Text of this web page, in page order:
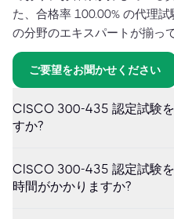
た、合格率 100.00% の代理
の分野のエキスパートが揃っ
ご要望をお聞かせください
CISCO 300-435 認定試験
すか?
CISCO 300-435 認定試験
時間がかかりますか?